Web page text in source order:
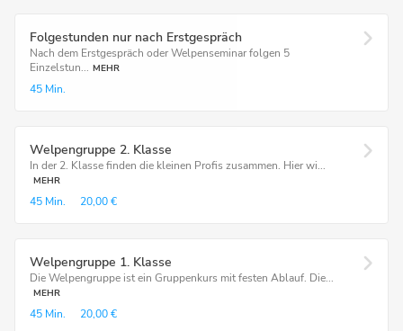
Folgestunden nur nach Erstgespräch
Nach dem Erstgespräch oder Welpenseminar folgen 5
Einzelstun... MEHR
45 Min.
Welpengruppe 2. Klasse
In der 2. Klasse finden die kleinen Profis zusammen. Hier wi...
MEHR
45 Min. 20,00 €
Welpengruppe 1. Klasse
Die Welpengruppe ist ein Gruppenkurs mit festen Ablauf. Die...
MEHR
45 Min. 20,00 €